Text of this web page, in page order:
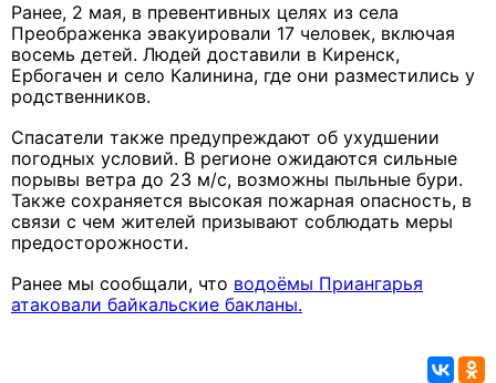
Ранее, 2 мая, в превентивных целях из села
Преображенка эвакуировали 17 человек, включая
восемь детей. Людей доставили в Киренск,
Ербогачен и село Калинина, где они разместились у
родственников.
Спасатели также предупреждают об ухудшении
погодных условий. В регионе ожидаются сильные
порывы ветра до 23 м/с, возможны пыльные бури.
Также сохраняется высокая пожарная опасность, в
связи с чем жителей призывают соблюдать меры
предосторожности.
Ранее мы сообщали, что водоёмы Приангарья
атаковали байкальские бакланы.